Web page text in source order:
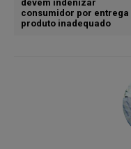
devem indenizar
consumidor por entrega
produto inadequado